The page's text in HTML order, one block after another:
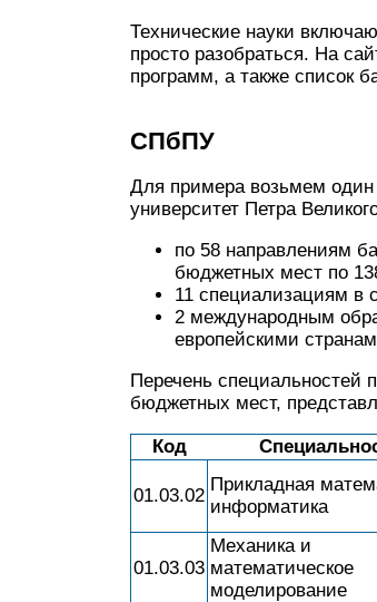
Технические науки
просто разобраться. На
программ, а также список
СПбПУ
Для примера возьмем один
университет Петра
по 58 направлениям
бюджетных мест по
11 специализациям в
2 международным
европейскими
Перечень специальностей
бюджетных мест,
Код
01.03.02
Прикладная
информатика
01.03.03
Механика и
математическое
моделирование